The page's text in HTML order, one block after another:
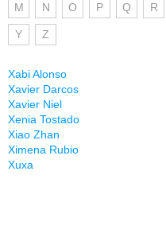
M N O P Q R
Y Z
Xabi Alonso
Xavier Darcos
Xavier Niel
Xenia Tostado
Xiao Zhan
Ximena Rubio
Xuxa